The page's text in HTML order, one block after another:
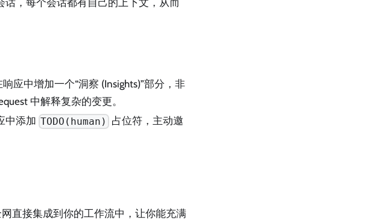
话，每个会话都有自己的上下文，从而
响应中增加一个“洞察 (Insights)”部分，非
中解释复杂的变更。
中添加 TODO(human)
占位符，主动邀
直接集成到你的工作流中，让你能充满